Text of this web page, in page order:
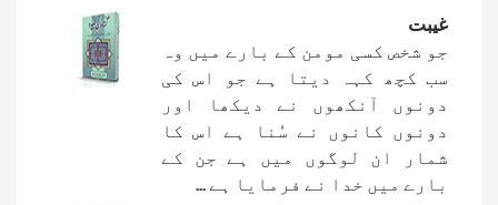
غیبت
جو شخص کسی مومن کے بارے میں وہ
سب کچھ کہہ دیتا ہے جو اس کی
دونوں آنکھوں نے دیکھا اور
دونوں کانوں نے سُنا ہے اس کا
شمار ان لوگوں میں ہے جن کے
بارے میں خدا نے فرمایا ہے ...